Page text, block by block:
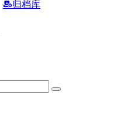
归档库